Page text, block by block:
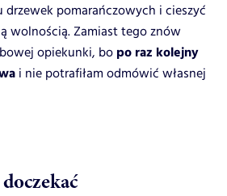
pomarańczowych i cieszyć
wolnością. Zamiast tego znów
opiekunki, bo po raz kolejny
i nie potrafiłam odmówić własnej